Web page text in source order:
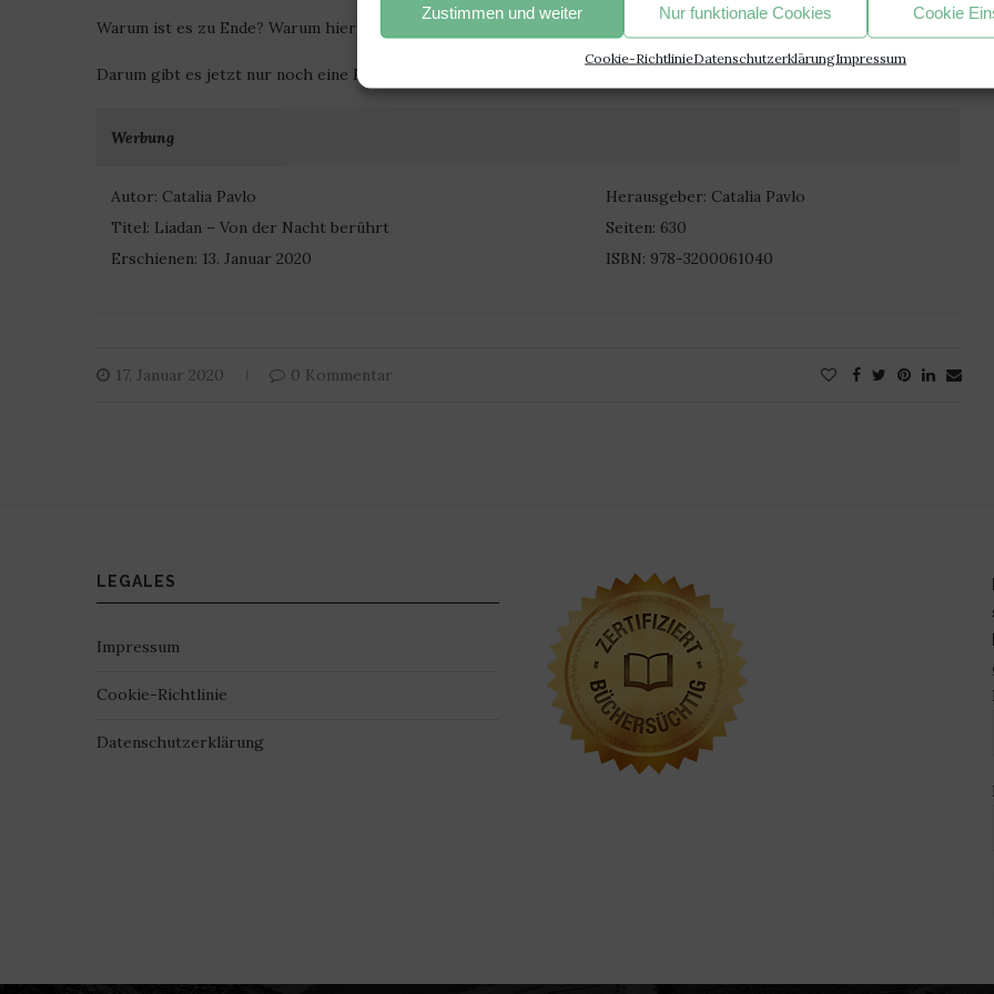
Zustimmen und weiter Nur funktionale Cookies Cookie
Cookie-RichtlinieDatenschutzerklärungImpressum
Warum ist es zu Ende? Warum hier? Warum jetzt? Ich wollte, dass es weiter geht.
Darum gibt es jetzt nur noch eine Frage: WANN? Wann geht es weiter?
Werbung
Autor: Catalia Pavlo
Titel: Liadan – Von der Nacht berührt
Erschienen: 13. Januar 2020
Herausgeber: Catalia Pavlo
Seiten: 630
ISBN: 978-3200061040
17. Januar 2020 0 Kommentar
LEGALES
Impressum
Cookie-Richtlinie
Datenschutzerklärung